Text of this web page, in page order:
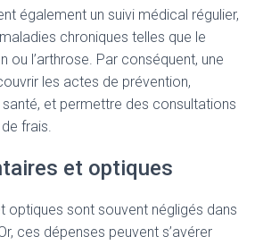
également un suivi médical régulier,
chroniques telles que le
ou l’arthrose. Par conséquent, une
les actes de prévention,
et permettre des consultations
frais.
et optiques
optiques sont souvent négligés dans
ces dépenses peuvent s’avérer